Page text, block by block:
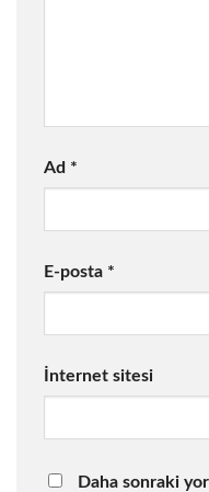
Ad *
E-posta *
İnternet sitesi
Daha sonraki